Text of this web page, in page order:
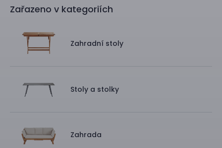
Zařazeno v kategoriích
Zahradní stoly
Stoly a stolky
Zahrada